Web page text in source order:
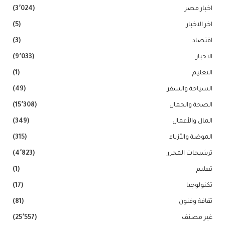
اخبار مصر (3٬024)
اخر الاخبار (5)
اقتصاد (3)
الاخبار (9٬033)
التعليم (1)
السياحة والسفر (49)
الصحة والجمال (15٬308)
المال والأعمال (349)
الموضة والأزياء (315)
ترشيحات المحرر (4٬823)
تعليم (1)
تكنولوجيا (17)
ثقافة وفنون (81)
غير مصنف (25٬557)